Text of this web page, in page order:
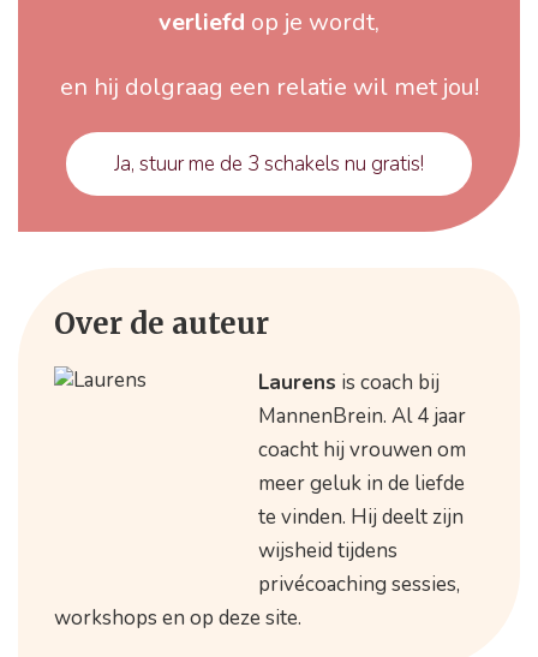
verliefd op je wordt,
en hij dolgraag een relatie wil met jou!
Ja, stuur me de 3 schakels nu gratis!
Over de auteur
Laurens is coach bij
MannenBrein. Al 4 jaar
coacht hij vrouwen om
meer geluk in de liefde
te vinden. Hij deelt zijn
wijsheid tijdens
privécoaching sessies,
workshops en op deze site.